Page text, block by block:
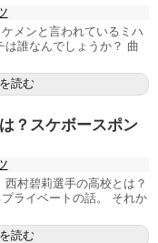
メンと言われているミハ
は誰なんでしょうか？ 曲
読む
？スケボースポン
村碧莉選手の高校とは？
ライベートの話。 それか
読む